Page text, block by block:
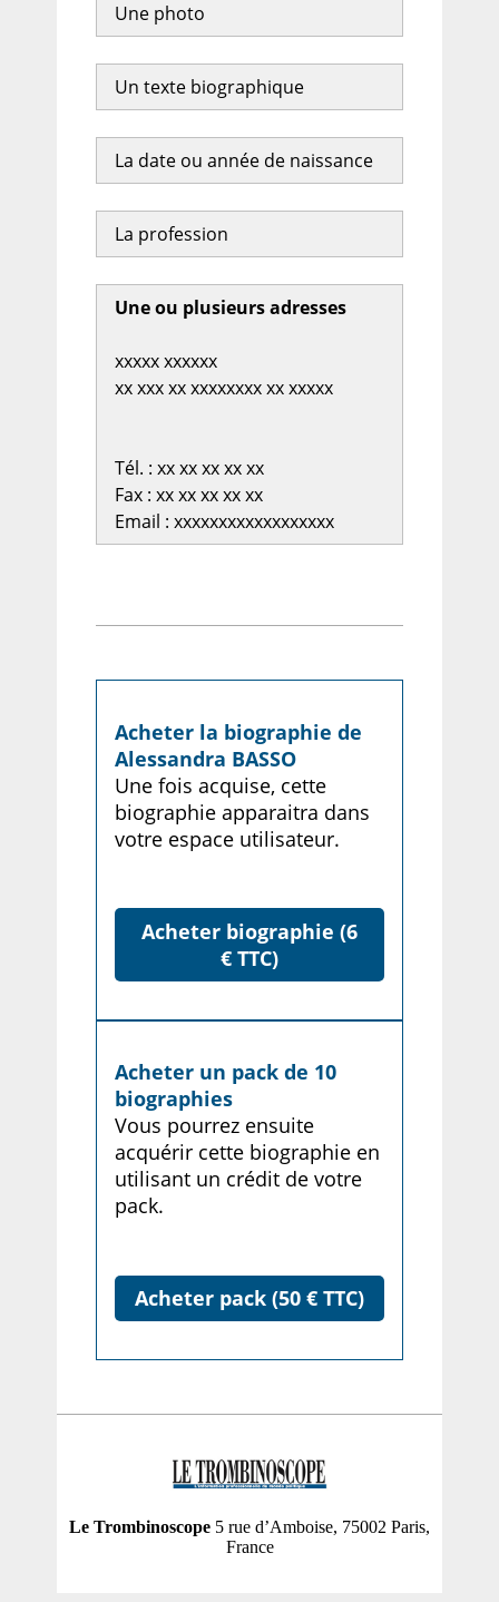
Une photo
Un texte biographique
La date ou année de naissance
La profession
Une ou plusieurs adresses
xxxxx xxxxxx
xx xxx xx xxxxxxxx xx xxxxx
Tél. : xx xx xx xx xx
Fax : xx xx xx xx xx
Email : xxxxxxxxxxxxxxxxxx
Acheter la biographie de
Alessandra BASSO
Une fois acquise, cette
biographie apparaitra dans
votre espace utilisateur.
Acheter biographie (6
€ TTC)
Acheter un pack de 10
biographies
Vous pourrez ensuite
acquérir cette biographie en
utilisant un crédit de votre
pack.
Acheter pack (50 € TTC)
Le Trombinoscope 5 rue d’Amboise, 75002 Paris,
France